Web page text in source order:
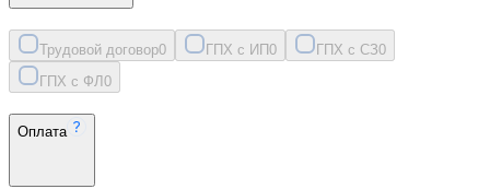
Трудовой договор0 ГПХ с ИП0 ГПХ с СЗ0
ГПХ с ФЛ 0
Оплата